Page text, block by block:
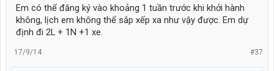
Em có thể đăng ký vào khoảng 1 tuần trước khi khởi hành
không, lịch em không thể sắp xếp xa như vậy được. Em dự
định đi 2L + 1N +1 xe.
#37
17/9/14